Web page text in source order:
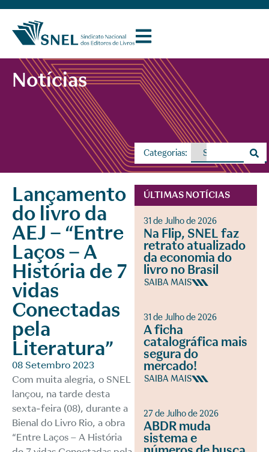
Notícias
Categorias:
Lançamento
do livro da
AEJ – “Entre
Laços – A
História de 7
vidas
Conectadas
pela
Literatura”
08 Setembro 2023
Com muita alegria, o SNEL
lançou, na tarde desta
sexta-feira (08), durante a
Bienal do Livro Rio, a obra
“Entre Laços – A História
ÚLTIMAS NOTÍCIAS
31 de Julho de 2026
Na Flip, SNEL faz
retrato atualizado
da economia do
livro no Brasil
SAIBA MAIS
31 de Julho de 2026
A ficha
catalográfica mais
segura do
mercado!
SAIBA MAIS
27 de Julho de 2026
ABDR muda
sistema e